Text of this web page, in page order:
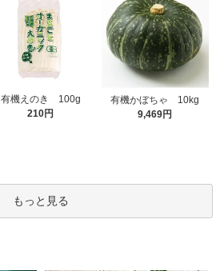
有機えのき 100g
210円
有機かぼちゃ 10kg
9,469円
もっと見る